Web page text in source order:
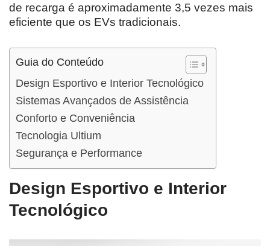
de recarga é aproximadamente 3,5 vezes mais
eficiente que os EVs tradicionais.
Guia do Conteúdo
Design Esportivo e Interior Tecnológico
Sistemas Avançados de Assistência
Conforto e Conveniência
Tecnologia Ultium
Segurança e Performance
Design Esportivo e Interior
Tecnológico